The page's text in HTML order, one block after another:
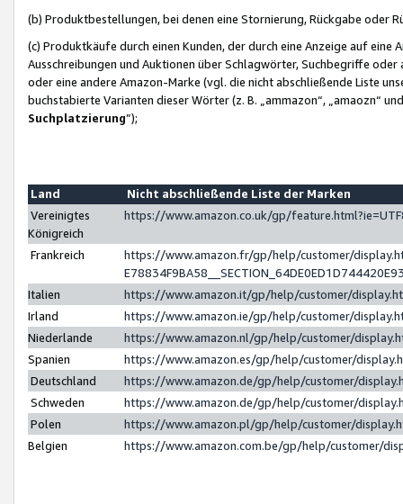
(b) Produktbestellungen, bei denen eine Stornierung, Rückgabe oder
(c) Produktkäufe durch einen Kunden, der durch eine Anzeige auf
Ausschreibungen und Auktionen über Schlagwörter, Suchbegriffe
oder eine andere Amazon-Marke (vgl. die nicht abschließende Liste
buchstabierte Varianten dieser Wörter (z. B. „ammazon“, „amaozn“
Suchplatzierung”);
Land
Nicht abschließende Liste der Marken
Vereinigtes
Königreich
https://www.amazon.co.uk/gp/
Frankreich
https://www.amazon.fr/gp/help/customer/
Italien
https://www.amazon.it/gp/help/customer/
Irland
https://www.amazon.ie/gp/help/customer/
Niederlande
https://www.amazon.nl/gp/help/customer/
Spanien
https://www.amazon.es/gp/help/customer/
Deutschland
https://www.amazon.de/gp/help/customer/
Schweden
https://www.amazon.de/gp/help/customer/
Polen
https://www.amazon.pl/gp/help/customer/
Belgien
https://www.amazon.com.be/gp/help/customer/